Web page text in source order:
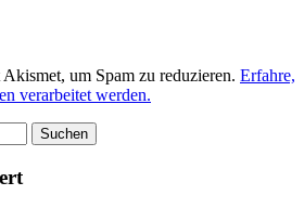
um Spam zu reduzieren. Erfahre,
verarbeitet werden.